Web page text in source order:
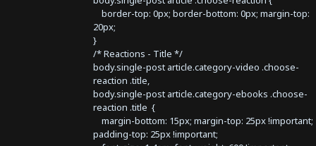
border-top: 0px; border-bottom: 0px; margin-top:
20px;
}
/* Reactions - Title */
body.single-post article.category-video .choose-
reaction .title,
body.single-post article.category-ebooks .choose-
reaction .title {
margin-bottom: 15px; margin-top: 25px !important;
padding-top: 25px !important;